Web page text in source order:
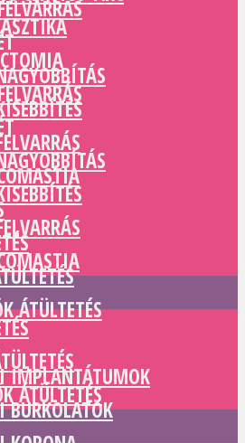
ÁTÜLTETÉS
IMPLANTÁTUMOK
BURKOLATOK
ÁTÜLTETÉS